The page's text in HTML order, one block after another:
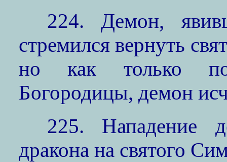
224. Демон,
стремился вернуть
но как только
Богородицы, демон
225. Нападение
дракона на святого